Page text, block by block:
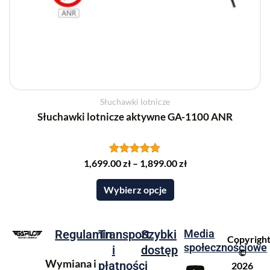
Słuchawki lotnicze
Słuchawki lotnicze aktywne GA-1100 ANR
Oceniono
na 5
1,699.00zł– 1,899.00zł
Wybierz opcje
Regulamin
Wymiana i
Transport
i
płatności
Szybki
dostęp
Media
społecznościowe
Copyright
©
2026